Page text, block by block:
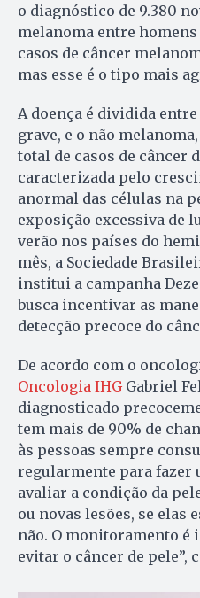
o diagnóstico de 9.380
melanoma entre homens
casos de câncer
mas esse é o tipo mais
A doença é dividida
grave, e o não
total de casos de câncer
caracterizada pelo
anormal das células na
exposição excessiva de
verão nos países do
mês, a Sociedade
institui a campanha
busca incentivar as
detecção precoce do
De acordo com o
Oncologia IHG Gabriel
diagnosticado
tem mais de 90% de
às pessoas sempre
regularmente para fazer
avaliar a condição da
ou novas lesões, se elas
não. O monitoramento
evitar o câncer de pele”,